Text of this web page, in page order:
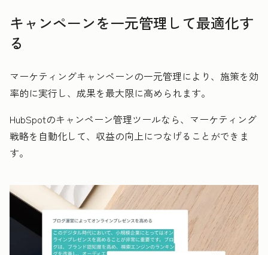
キャンペーンを一元管理して最適化す
る
マーケティングキャンペーンの一元管理により、施策を効
率的に実行し、成果を最大限に高められます。
HubSpotのキャンペーン管理ツールなら、マーケティング
戦略を自動化して、収益の向上につなげることができま
す。